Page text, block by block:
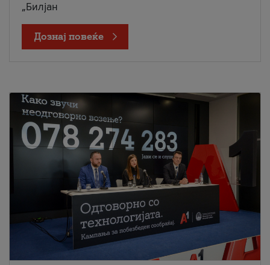
„Билјан
Дознај повеќе